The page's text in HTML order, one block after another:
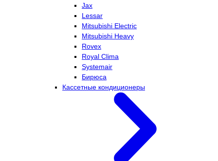
Jax
Lessar
Mitsubishi Electric
Mitsubishi Heavy
Rovex
Royal Clima
Systemair
Бирюса
Кассетные кондиционеры